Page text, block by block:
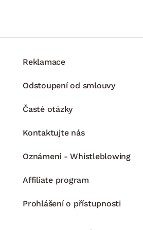
Reklamace
Odstoupení od smlouvy
Časté otázky
Kontaktujte nás
Oznámení - Whistleblowing
Affiliate program
Prohlášení o přístupnosti